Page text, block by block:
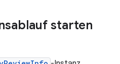
starten